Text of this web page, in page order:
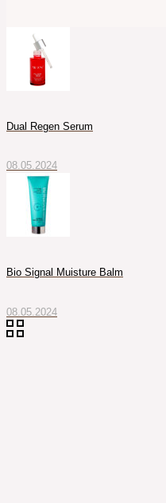
Dual Regen Serum
08.05.2024
Bio Signal Muisture Balm
08.05.2024